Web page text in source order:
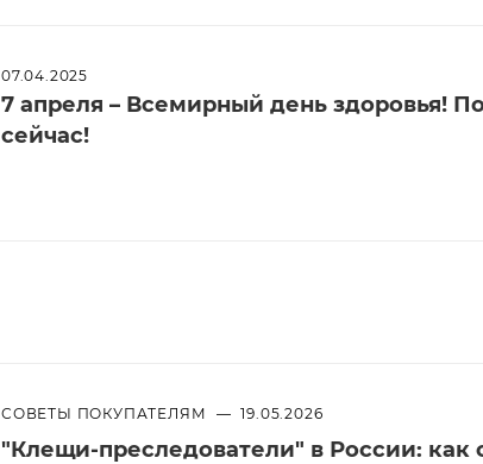
07.04.2025
7 апреля – Всемирный день здоровья!
сейчас!
СОВЕТЫ ПОКУПАТЕЛЯМ — 19.05.2026
"Клещи-преследователи" в России: как